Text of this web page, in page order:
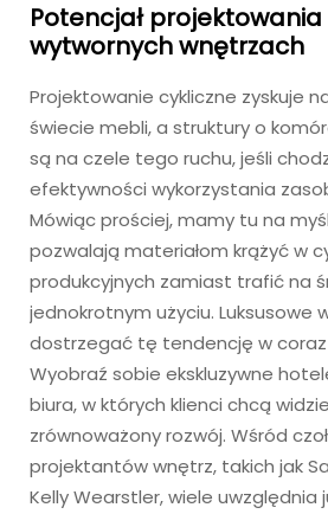
Potencjał
wytwornych wnętrzach
Projektowanie cykliczne zyskuje
świecie mebli, a struktury o
są na czele tego ruchu, jeśli
efektywności wykorzystania
Mówiąc prościej, mamy tu na
pozwalają materiałom krążyć w
produkcyjnych zamiast trafić na
jednokrotnym użyciu. Luksusowe
dostrzegać tę tendencję w coraz
Wyobraź sobie ekskluzywne
biura, w których klienci chcą
zrównoważony rozwój. Wśród
projektantów wnętrz, takich jak
Kelly Wearstler, wiele